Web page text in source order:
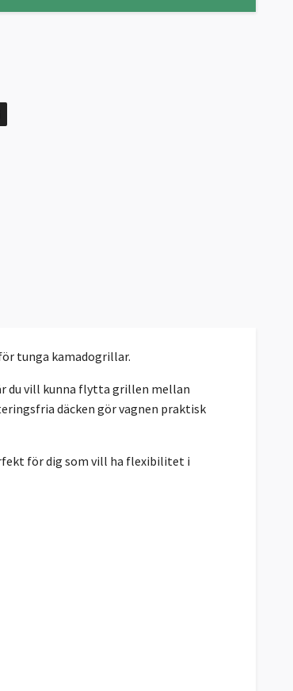
tunga kamadogrillar.
du vill kunna flytta grillen mellan
däcken gör vagnen praktisk
för dig som vill ha flexibilitet i